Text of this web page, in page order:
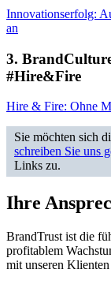
Innovationserfolg:
an
3.
#Hire&Fire
Hire & Fire: Ohne
Sie möchten sich
schreiben Sie uns
Links zu.
Ihre
BrandTrust ist die
profitablem
mit unseren